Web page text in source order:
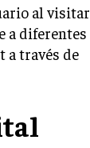
al visitar
a diferentes
a través de